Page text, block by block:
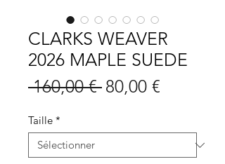
CLARKS WEAVER
2026 MAPLE SUEDE
160,00 € Prix
80,00 €
Taille *